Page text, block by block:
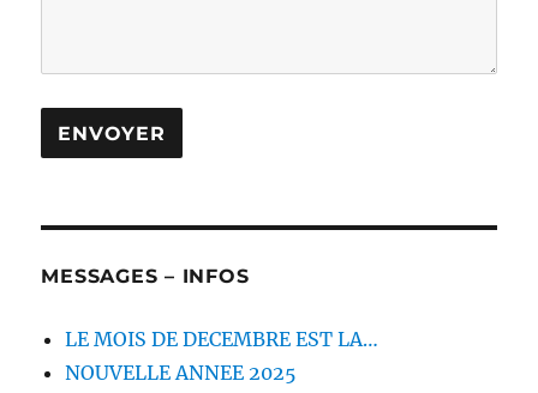
MESSAGES – INFOS
LE MOIS DE DECEMBRE EST LA…
NOUVELLE ANNEE 2025